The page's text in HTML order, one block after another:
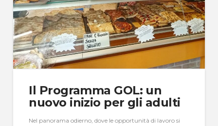
Il Programma GOL: un
nuovo inizio per gli adulti
Nel panorama odierno, dove le opportunità di lavoro si